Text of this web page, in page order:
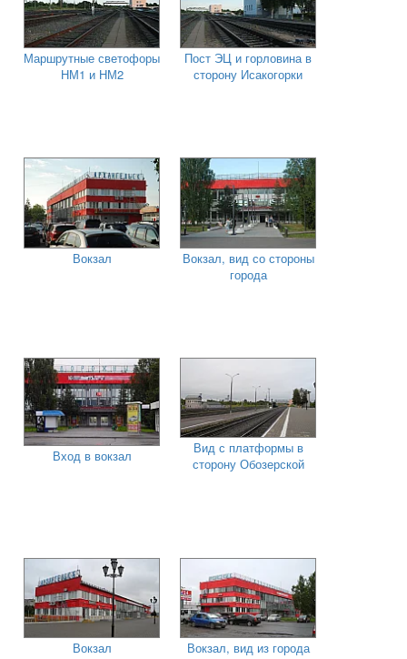
Маршрутные светофоры
НМ1 и НМ2
Пост ЭЦ и горловина в
сторону Исакогорки
Вокзал
Вокзал, вид со стороны
города
Вход в вокзал
Вид с платформы в
сторону Обозерской
Вокзал Вокзал, вид из города